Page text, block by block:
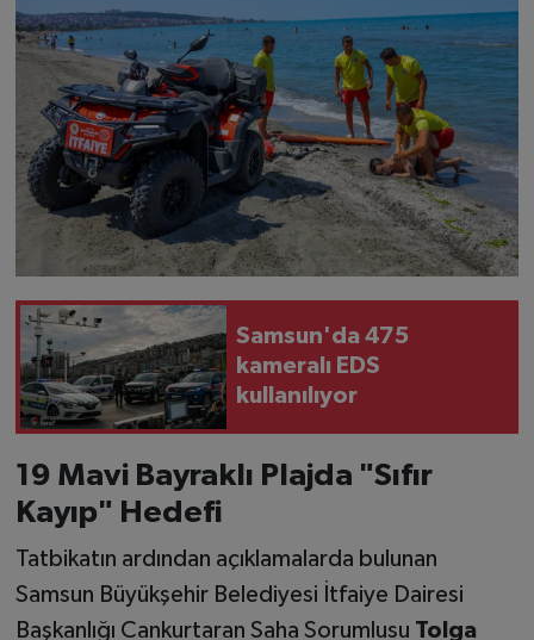
Samsun'da 475
kameralı EDS
kullanılıyor
19 Mavi Bayraklı Plajda "Sıfır
Kayıp" Hedefi
Tatbikatın ardından açıklamalarda bulunan
Samsun Büyükşehir Belediyesi İtfaiye Dairesi
Başkanlığı Cankurtaran Saha Sorumlusu Tolga